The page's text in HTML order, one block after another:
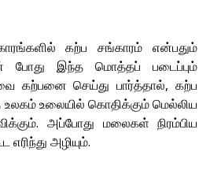
கற்ப சங்காரம் என்பதும்
போது இந்த மொத்தப் படைப்பும்
கற்பனை செய்து பார்த்தால், கற்ப
உலையில் கொதிக்கும் மெல்லிய
அப்போது மலைகள் நிரம்பிய
எரிந்து அழியும்.